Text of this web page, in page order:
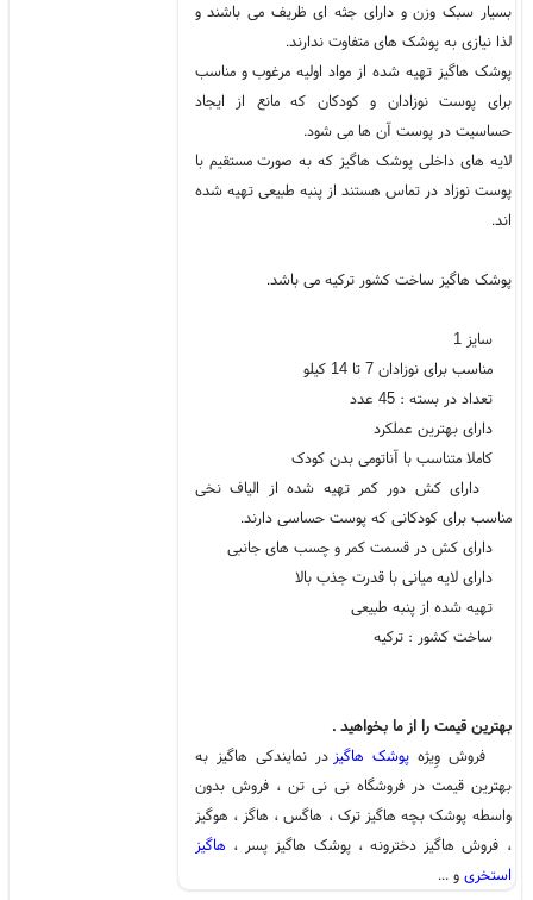
بسیار سبک وزن و دارای جثه ای ظریف‌ می باشند و
لذا نیازی به پوشک های متفاوت ندارند.
پوشک هاگیز تهیه شده از مواد اولیه مرغوب و مناسب
برای پوست نوزادان و کودکان که مانع از ایجاد
حساسیت در پوست آن ها می شود.
لایه های داخلی پوشک هاگیز که به صورت مستقیم با
پوست نوزاد در تماس هستند از پنبه طبیعی تهیه شده
اند.
پوشک هاگیز ساخت کشور ترکیه می باشد.
سایز 1
مناسب برای نوزادان 7 تا 14 کیلو
تعداد در بسته : 45 عدد
دارای بهترین عملکرد
کاملا متناسب با آناتومی بدن کودک
دارای کش دور کمر تهیه شده از الیاف نخی
مناسب برای کودکانی که پوست حساسی دارند.
دارای کش در قسمت کمر و چسب های جانبی
دارای لایه میانی با قدرت جذب بالا
تهیه شده از پنبه طبیعی
ساخت کشور : ترکیه
بهترین قیمت را از ما بخواهید .
فروش وِیژه پوشک هاگیز در نمایندکی هاگیز به
بهترین قیمت در فروشگاه نی نی تن ، فروش بدون
واسطه پوشک بچه هاگیز ترک ، هاگس ، هاگز ، هوگیز
، فروش هاگیز دخترونه ، پوشک هاگیز پسر ، هاگیز
استخری و ...